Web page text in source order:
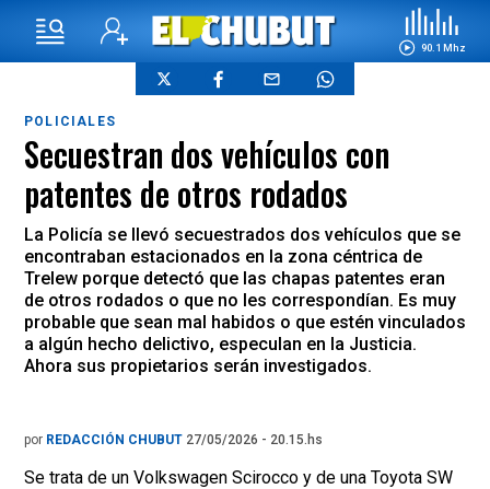
90.1 Mhz
POLICIALES
Secuestran dos vehículos con
patentes de otros rodados
La Policía se llevó secuestrados dos vehículos que se
encontraban estacionados en la zona céntrica de
Trelew porque detectó que las chapas patentes eran
de otros rodados o que no les correspondían. Es muy
probable que sean mal habidos o que estén vinculados
a algún hecho delictivo, especulan en la Justicia.
Ahora sus propietarios serán investigados.
por REDACCIÓN CHUBUT 27/05/2026 - 20.15.hs
Se trata de un Volkswagen Scirocco y de una Toyota SW